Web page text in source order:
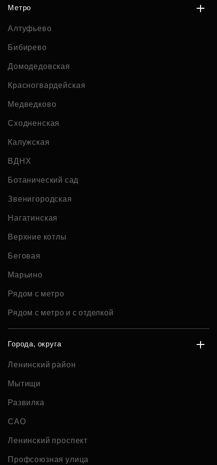
Метро
Алтуфьево
Бибирево
Домодедовская
Красногвардейская
Медведково
Сходненская
Калужская
ВДНХ
Ботанический сад
Звенигородская
Нагатинская
Верхние котлы
Беговая
Марьино
Рядом с метро
Рядом с метро и с отделкой
Города, округа
Ленинский район
Мытищи
Развилка
САО
Ленинский проспект
Профсоюзная улица